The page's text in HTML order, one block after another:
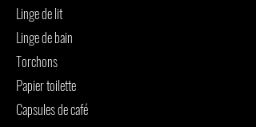
Linge de lit
Linge de bain
Torchons
Papier toilette
Capsules de café